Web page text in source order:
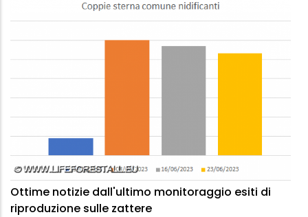
Ottime notizie dall'ultimo monitoraggio esiti di
riproduzione sulle zattere